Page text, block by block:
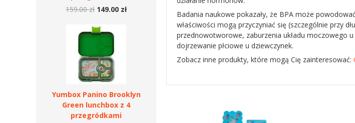
Badania naukowe pokazały, że BPA może
właściwości mogą przyczyniać się (szczególnie przy
przednowotworowe, zaburzenia układu moczowego
dojrzewanie płciowe u dziewczynek.
Zobacz inne produkty, które mogą Cię zainteresować:
159.00 zł 149.00 zł
Yumbox Panino Brooklyn
Green lunchbox z 4
przegródkami